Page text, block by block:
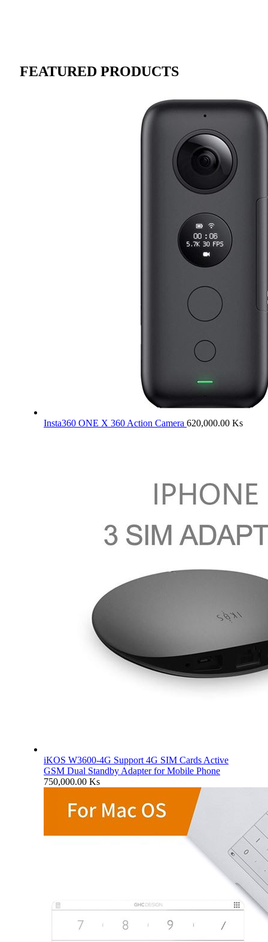
FEATURED PRODUCTS
Insta360 ONE X 360 Action Camera 620,000.00 Ks
iKOS W3600-4G Support 4G SIM Cards Active
GSM Dual Standby Adapter for Mobile Phone
750,000.00 Ks